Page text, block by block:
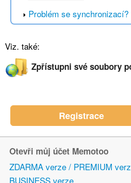
Problém se synchronizací?
Viz. také:
Zpřístupni své soubory
Registrace
Otevři můj účet Memotoo
ZDARMA verze / PREMIUM
BUSINESS verze